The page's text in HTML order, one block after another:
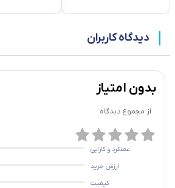
دیدگاه کاربران
بدون امتیاز
از مجموع دیدگاه
عملکرد و کارایی
ارزش خرید
کیفیت